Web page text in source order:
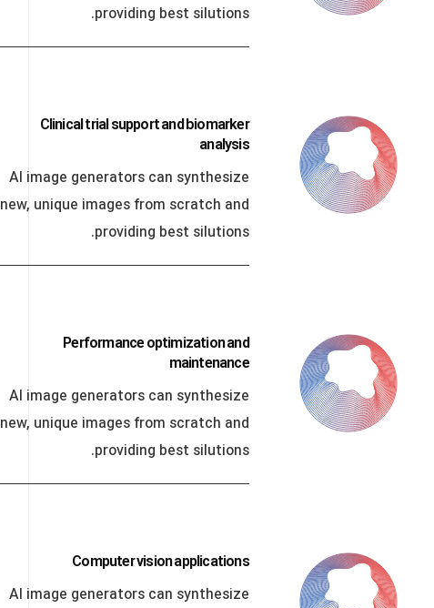
providing best silutions.
Clinical trial support and biomarker
analysis
AI image generators can synthesize
new, unique images from scratch and
providing best silutions.
Performance optimization and
maintenance
AI image generators can synthesize
new, unique images from scratch and
providing best silutions.
Computer vision applications
AI image generators can synthesize